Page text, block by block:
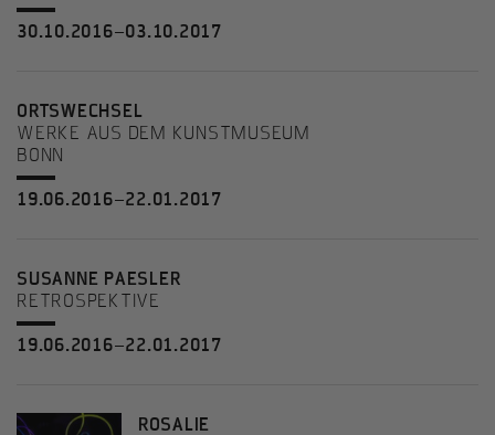
30.10.2016–03.10.2017
ORTSWECHSEL
WERKE AUS DEM KUNSTMUSEUM
BONN
19.06.2016–22.01.2017
SUSANNE PAESLER
RETROSPEKTIVE
19.06.2016–22.01.2017
ROSALIE